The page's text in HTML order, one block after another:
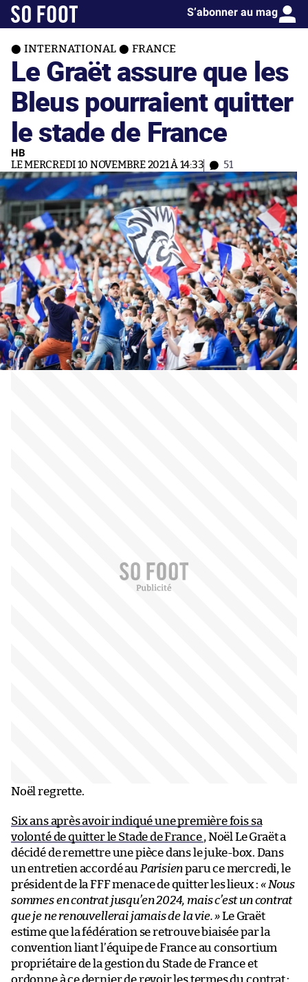
S’abonner au mag
INTERNATIONAL FRANCE
Le Graët assure que les
Bleus pourraient quitter
le stade de France
HB
LE MERCREDI 10 NOVEMBRE 2021 À 14:33 51
Noël regrette.
Six ans après avoir indiqué une première fois sa
volonté de quitter le Stade de France, Noël Le Graët a
décidé de remettre une pièce dans le juke-box. Dans
un entretien accordé au Parisienparu ce mercredi, le
président de la FFF menace de quitter les lieux :« Nous
sommes en contrat jusqu’en 2024, mais c’est un contrat
que je ne renouvellerai jamais de la vie. »Le Graët
estime que la fédération se retrouve biaisée par la
convention liant l’équipe de France au consortium
propriétaire de la gestion du Stade de France et
ordonne à ce dernier de revoir les termes du contrat :